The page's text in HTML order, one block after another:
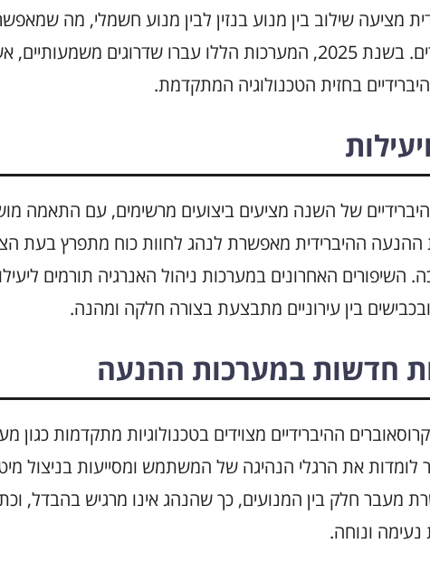
מציעה שילוב בין מנוע בנזין לבין מנוע חשמלי, מה
וביצועים משופרים. בשנת 2025, המערכות הללו עברו שדרוגים
בחזית הטכנולוגיה המתקדמת.
של השנה מציעים ביצועים מרשימים, עם התאמה
ההנעה ההיברידית מאפשרת לנהג לחוות כוח מתפרץ בעת
השיפורים האחרונים במערכות ניהול האנרגיה תורמים
בין עירוניים מתבצעת בצורה חלקה ומהנה.
חדשות במערכות ההנעה
2025, הקרוסאוברים ההיברידיים מצוידים בטכנולוגיות מתקדמות
לומדות את הרגלי הנהיגה של המשתמש ומסייעות בניצול
מעבר חלק בין המנועים, כך שהנהג אינו מרגיש בהבדל,
ונוחה.